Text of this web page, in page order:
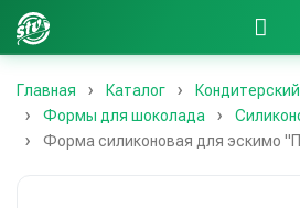
Главная Каталог
Формы для шоколада
Форма силиконовая для эскимо